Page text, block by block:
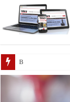
Boric vs Kast: Los